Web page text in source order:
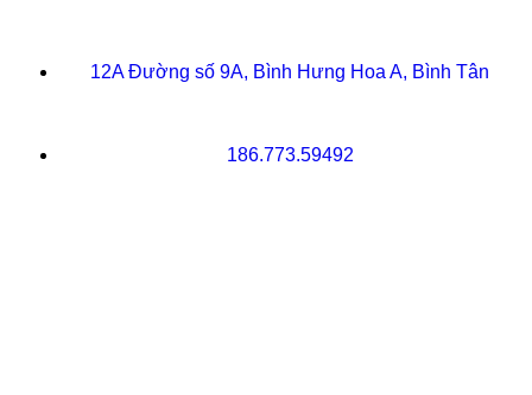
12A Đường số 9A, Bình Hưng Hoa A, Bình Tân
186.773.59492